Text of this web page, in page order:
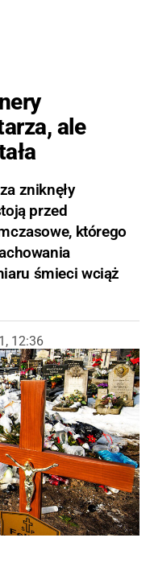
ale
zniknęły
przed
którego
śmieci wciąż
12:36